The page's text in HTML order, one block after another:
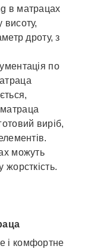
в матрацах
висоту,
дроту, з
по
виріб,
можуть
жорсткість.
і комфортне